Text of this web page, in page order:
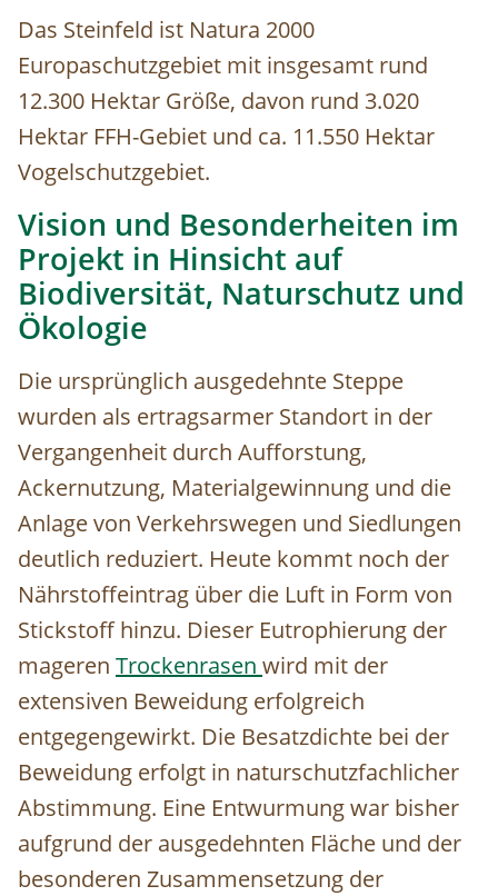
Das Steinfeld ist Natura 2000
Europaschutzgebiet mit insgesamt rund
12.300 Hektar Größe, davon rund 3.020
Hektar FFH-Gebiet und ca. 11.550 Hektar
Vogelschutzgebiet.
Vision und Besonderheiten im
Projekt in Hinsicht auf
Biodiversität, Naturschutz und
Ökologie
Die ursprünglich ausgedehnte Steppe
wurden als ertragsarmer Standort in der
Vergangenheit durch Aufforstung,
Ackernutzung, Materialgewinnung und die
Anlage von Verkehrswegen und Siedlungen
deutlich reduziert. Heute kommt noch der
Nährstoffeintrag über die Luft in Form von
Stickstoff hinzu. Dieser Eutrophierung der
mageren Trockenrasen wird mit der
extensiven Beweidung erfolgreich
entgegengewirkt. Die Besatzdichte bei der
Beweidung erfolgt in naturschutzfachlicher
Abstimmung. Eine Entwurmung war bisher
aufgrund der ausgedehnten Fläche und der
besonderen Zusammensetzung der